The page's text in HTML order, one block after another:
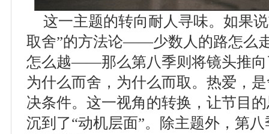
这一主题的转向耐人寻味。如果
取舍”的方法论——少数人的路怎么
怎么越——那么第八季则将镜头推向
为什么而舍，为什么而取。热爱，
决条件。这一视角的转换，让节目
沉到了“动机层面”。除主题外，第